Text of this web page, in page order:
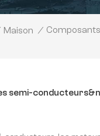
Maison /
semi-